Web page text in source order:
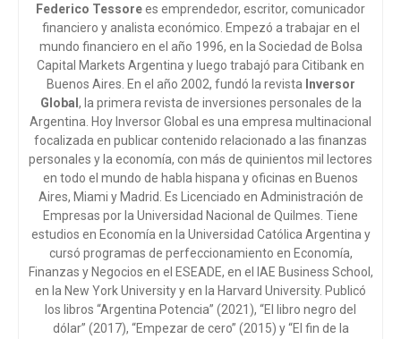
Federico Tessorees emprendedor, escritor, comunicador
financiero y analista económico. Empezó a trabajar en el
mundo financiero en el año 1996, en la Sociedad de Bolsa
Capital Markets Argentina y luego trabajó para Citibank en
Buenos Aires. En el año 2002, fundó la revista Inversor
Global , la primera revista de inversiones personales de la
Argentina. Hoy Inversor Global es una empresa multinacional
focalizada en publicar contenido relacionado a las finanzas
personales y la economía, con más de quinientos mil lectores
en todo el mundo de habla hispana y oficinas en Buenos
Aires, Miami y Madrid. Es Licenciado en Administración de
Empresas por la Universidad Nacional de Quilmes. Tiene
estudios en Economía en la Universidad Católica Argentina y
cursó programas de perfeccionamiento en Economía,
Finanzas y Negocios en el ESEADE, en el IAE Business School,
en la New York University y en la Harvard University. Publicó
los libros “Argentina Potencia” (2021), “El libro negro del
dólar” (2017), “Empezar de cero” (2015) y “El fin de la